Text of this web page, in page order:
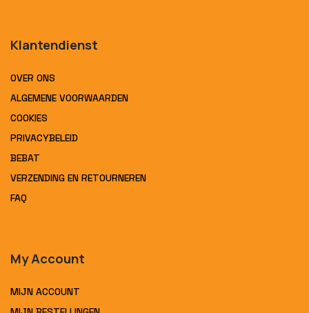
Klantendienst
OVER ONS
ALGEMENE VOORWAARDEN
COOKIES
PRIVACYBELEID
BEBAT
VERZENDING EN RETOURNEREN
FAQ
My Account
MIJN ACCOUNT